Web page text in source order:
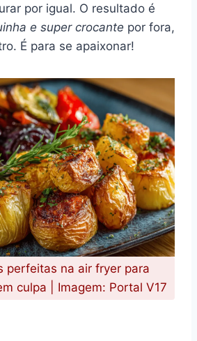
por igual. O resultado é
e super crocante por fora,
É para se apaixonar!
perfeitas na air fryer para
culpa | Imagem: Portal V17